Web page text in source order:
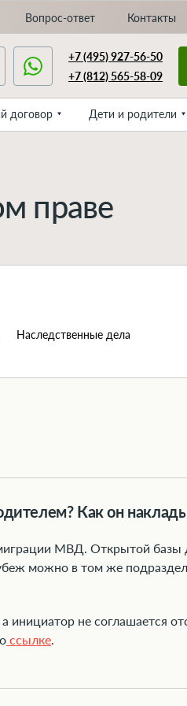
Вопрос-ответ Контакты
+7 (495) 927-56-50
+7 (812) 565-58-09
договор Дети и родители
праве
Наследственные дела
Как он
МВД. Открытой базы
можно в том же
не соглашается
ссылке.